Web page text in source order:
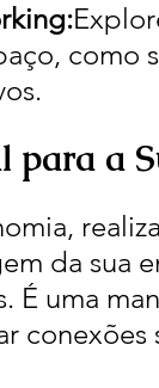
como
para a
da sua
É uma